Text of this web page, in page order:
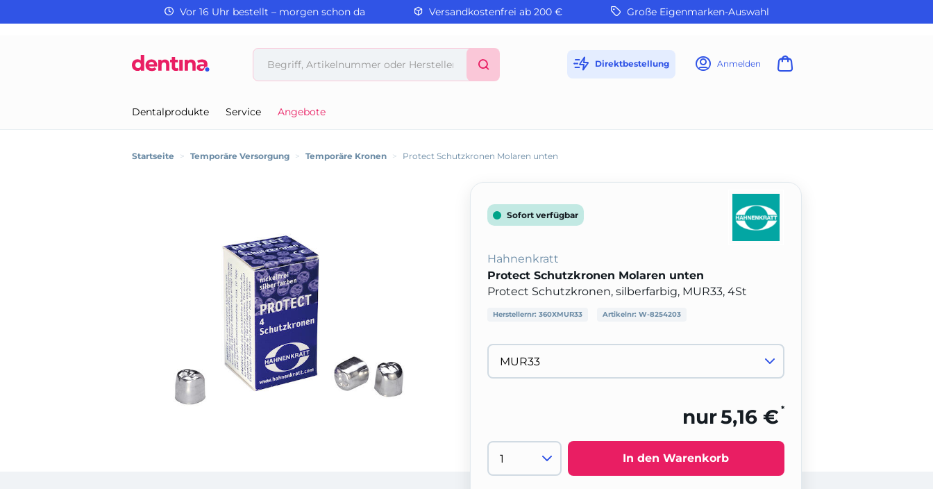
Vor 16 Uhr bestellt – morgen schon da Versandkostenfrei ab 200 € Große Eigenmarken-Auswahl
Direktbestellung Anmelden
Dentalprodukte Service Angebote
Startseite > Temporäre Versorgung > Temporäre Kronen > Protect Schutzkronen Molaren unten
Sofort verfügbar
Hahnenkratt
Protect Schutzkronen Molaren unten
Protect Schutzkronen, silberfarbig, MUR33, 4St
Herstellernr: 360XMUR33 Artikelnr: W-8254203
nur5,16 € *
In den Warenkorb